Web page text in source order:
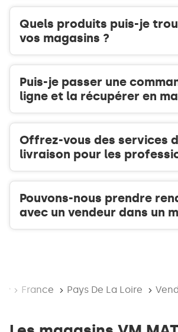
Quels produits puis-je
vos magasins ?
Puis-je passer une
ligne et la récupérer en
Offrez-vous des services
livraison pour les
Pouvons-nous prendre
avec un vendeur dans un
AccueilFrance Pays De La Loire